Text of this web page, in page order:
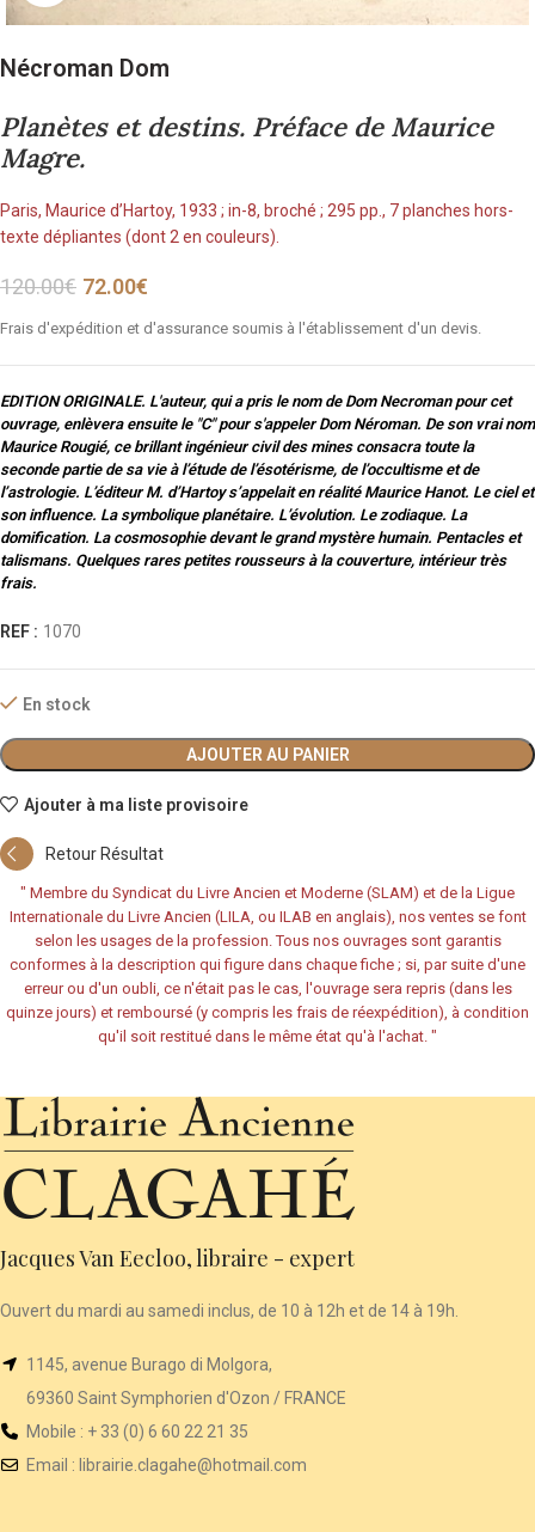
Nécroman Dom
Planètes et destins. Préface de Maurice
Magre.
Paris, Maurice d’Hartoy, 1933 ; in-8, broché ; 295 pp., 7 planches hors-
texte dépliantes (dont 2 en couleurs).
120.00€ 72.00€
Frais d'expédition et d'assurance soumis à l'établissement d'un devis.
EDITION ORIGINALE. L'auteur, qui a pris le nom de Dom Necroman pour cet
ouvrage, enlèvera ensuite le "C" pour s'appeler Dom Néroman. De son vrai nom
Maurice Rougié, ce brillant ingénieur civil des mines consacra toute la
seconde partie de sa vie à l’étude de l’ésotérisme, de l’occultisme et de
l’astrologie. L’éditeur M. d’Hartoy s’appelait en réalité Maurice Hanot. Le ciel et
son influence. La symbolique planétaire. L’évolution. Le zodiaque. La
domification. La cosmosophie devant le grand mystère humain. Pentacles et
talismans. Quelques rares petites rousseurs à la couverture, intérieur très
frais.
REF : 1070
En stock
AJOUTER AU PANIER
Ajouter à ma liste provisoire
Retour Résultat
" Membre du Syndicat du Livre Ancien et Moderne (SLAM) et de la Ligue
Internationale du Livre Ancien (LILA, ou ILAB en anglais), nos ventes se font
selon les usages de la profession. Tous nos ouvrages sont garantis
conformes à la description qui figure dans chaque fiche ; si, par suite d'une
erreur ou d'un oubli, ce n'était pas le cas, l'ouvrage sera repris (dans les
quinze jours) et remboursé (y compris les frais de réexpédition), à condition
qu'il soit restitué dans le même état qu'à l'achat. "
Jacques Van Eecloo, libraire - expert
Ouvert du mardi au samedi inclus, de 10 à 12h et de 14 à 19h.
1145, avenue Burago di Molgora,
69360 Saint Symphorien d'Ozon / FRANCE
Mobile : + 33 (0) 6 60 22 21 35
Email : librairie .clagahe@hotmail.com